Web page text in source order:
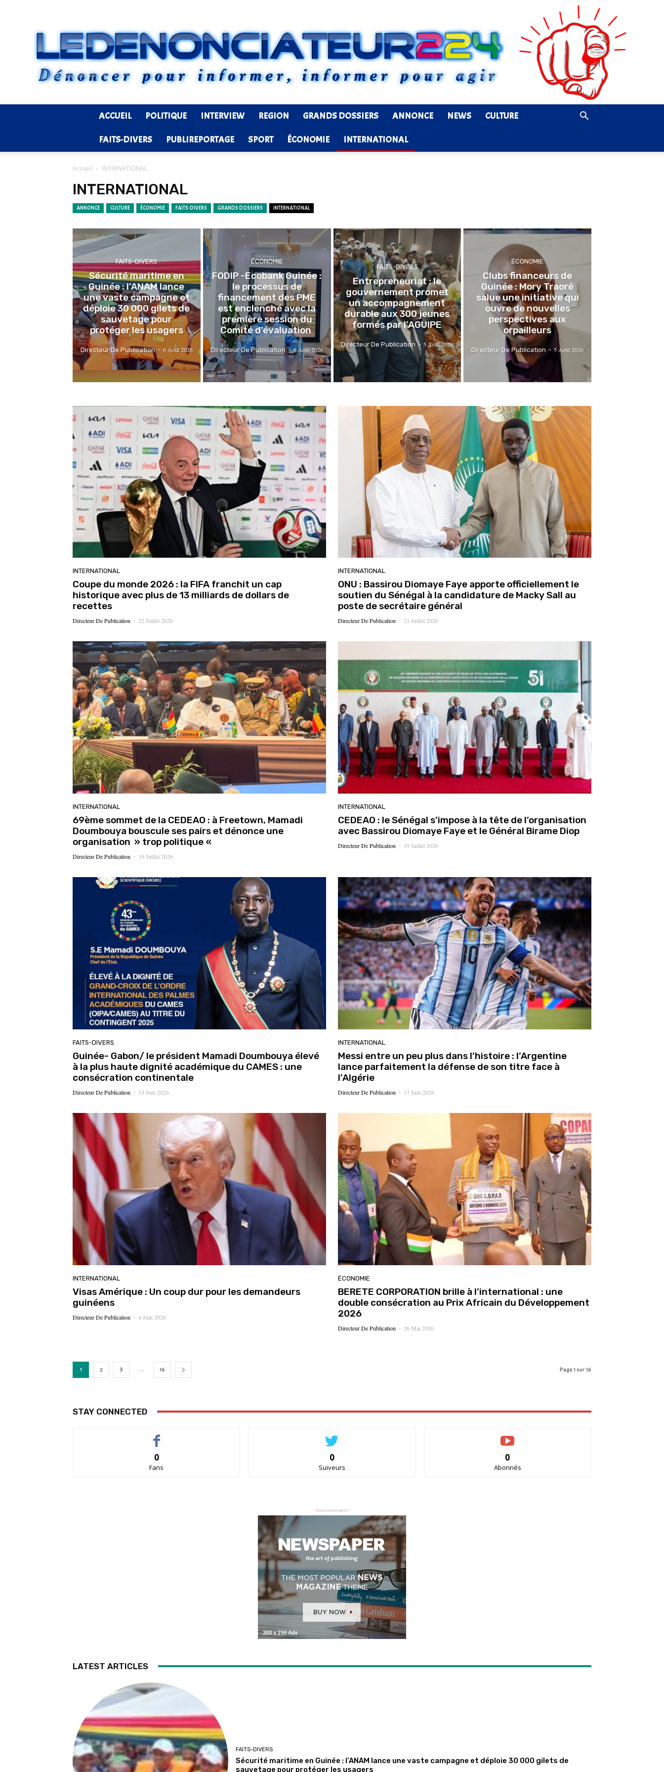
Ledenonciateur224
ACCUEIL POLITIQUE INTERVIEW REGION GRANDS DOSSIERS ANNONCE NEWS CULTURE
FAITS-DIVERS PUBLIREPORTAGE SPORT ÉCONOMIE INTERNATIONAL
Accueil INTERNATIONAL
INTERNATIONAL
ANNONCE CULTURE ÉCONOMIE FAITS-DIVERS GRANDS DOSSIERS INTERNATIONAL
FAITS-DIVERS
Sécurité maritime en
Guinée : l’ANAM lance
une vaste campagne et
déploie 30 000 gilets de
sauvetage pour
protéger les usagers
Directeur De Publication - 6 Août 2026
ÉCONOMIE
FODIP -Ecobank Guinée :
le processus de
financement des PME
est enclenché avec la
première session du
Comité d’évaluation
Directeur De Publication - 6 Août 2026
FAITS-DIVERS
Entrepreneuriat : le
gouvernement promet
un accompagnement
durable aux 300 jeunes
formés par l’AGUIPE
Directeur De Publication - 5 Août 2026
ÉCONOMIE
Clubs financeurs de
Guinée : Mory Traoré
salue une initiative qui
ouvre de nouvelles
perspectives aux
orpailleurs
Directeur De Publication - 5 Août 2026
INTERNATIONAL
Coupe du monde 2026 : la FIFA franchit un cap
historique avec plus de 13 milliards de dollars de
recettes
Directeur De Publication - 22 Juillet 2026
INTERNATIONAL
ONU : Bassirou Diomaye Faye apporte officiellement le
soutien du Sénégal à la candidature de Macky Sall au
poste de secrétaire général
Directeur De Publication - 21 Juillet 2026
INTERNATIONAL
69ème sommet de la CEDEAO : à Freetown, Mamadi
Doumbouya bouscule ses pairs et dénonce une
organisation » trop politique «
Directeur De Publication - 19 Juillet 2026
INTERNATIONAL
CEDEAO : le Sénégal s’impose à la tête de l’organisation
avec Bassirou Diomaye Faye et le Général Birame Diop
Directeur De Publication - 19 Juillet 2026
FAITS-DIVERS
Guinée- Gabon/ le président Mamadi Doumbouya élevé
à la plus haute dignité académique du CAMES : une
consécration continentale
Directeur De Publication - 19 Juin 2026
INTERNATIONAL
Messi entre un peu plus dans l’histoire : l’Argentine
lance parfaitement la défense de son titre face à
l’Algérie
Directeur De Publication - 17 Juin 2026
INTERNATIONAL
Visas Amérique : Un coup dur pour les demandeurs
guinéens
Directeur De Publication - 4 Juin 2026
ÉCONOMIE
BERETE CORPORATION brille à l’international : une
double consécration au Prix Africain du Développement
2026
Directeur De Publication - 26 Mai 2026
1 2 3 ... 16 Page 1 sur 16
STAY CONNECTED
0
Fans
0
Suiveurs
0
Abonnés
- Advertisement -
LATEST ARTICLES
FAITS-DIVERS
Sécurité maritime en Guinée : l’ANAM lance une vaste campagne et déploie 30 000 gilets de
sauvetage pour protéger les usagers